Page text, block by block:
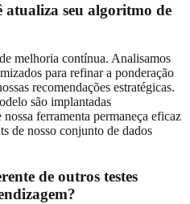
atualiza seu algoritmo de
melhoria contínua. Analisamos
para refinar a ponderação
recomendações estratégicas.
são implantadas
ferramenta permaneça eficaz
de nosso conjunto de dados
de outros testes
?